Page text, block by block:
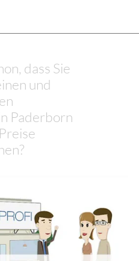
dass Sie
und
Paderborn